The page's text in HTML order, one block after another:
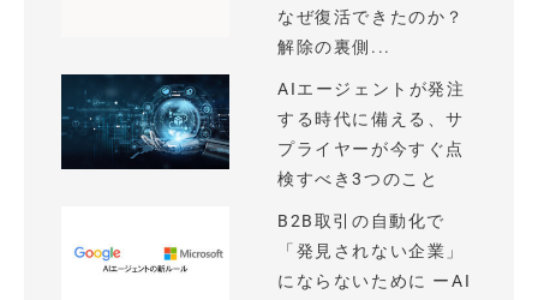
なぜ復活できたのか？
解除の裏側...
AIエージェントが発注
する時代に備える、サ
プライヤーが今すぐ点
検すべき3つのこと
B2B取引の自動化で
「発見されない企業」
にならないために ーAI